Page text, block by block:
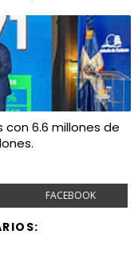
6.6 millones de
FACEBOOK